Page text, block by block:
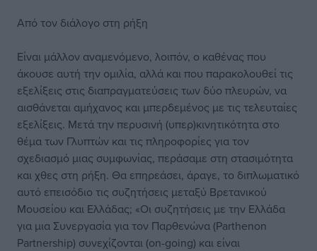
Από τον διάλογο στη ρήξη
Είναι μάλλον αναμενόμενο, λοιπόν, ο καθένας που
άκουσε αυτή την ομιλία, αλλά και που παρακολουθεί τις
εξελίξεις στις διαπραγματεύσεις των δύο πλευρών, να
αισθάνεται αμήχανος και μπερδεμένος με τις τελευταίες
εξελίξεις. Μετά την περυσινή (υπερ)κινητικότητα στο
θέμα των Γλυπτών και τις πληροφορίες για τον
σχεδιασμό μιας συμφωνίας, περάσαμε στη στασιμότητα
και χθες στη ρήξη. Θα επηρεάσει, άραγε, το διπλωματικό
αυτό επεισόδιο τις συζητήσεις μεταξύ Βρετανικού
Μουσείου και Ελλάδας; «Οι συζητήσεις με την Ελλάδα
για μια Συνεργασία για τον Παρθενώνα (Parthenon
Partnership) συνεχίζονται (on-going) και είναι